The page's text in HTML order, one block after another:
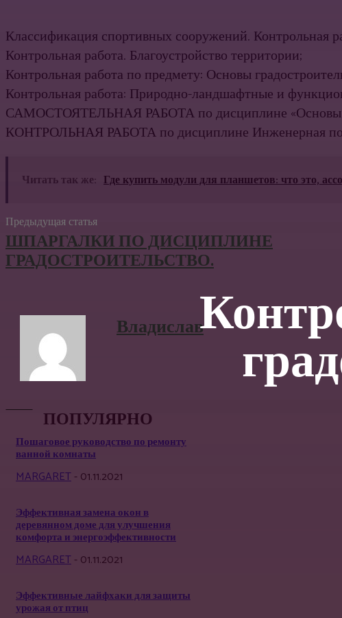
Классификация спортивных сооружений. Контрольная
Контрольная работа. Благоустройство территории;
Контрольная работа по предмету: Основы
Контрольная работа: Природно-ландшафтные и
САМОСТОЯТЕЛЬНАЯ РАБОТА по дисциплине «Основы
КОНТРОЛЬНАЯ РАБОТА по дисциплине Инженерная
Читать так же: Где купить модули для планшетов: что это,
Предыдущая статья
ШПАРГАЛКИ ПО ДИСЦИПЛИНЕ
ГРАДОСТРОИТЕЛЬСТВО.
Владислав
ПОПУЛЯРНО
Пошаговое руководство по ремонту
ванной комнаты
MARGARET-01.11.2021
Эффективная замена окон в
деревянном доме для улучшения
комфорта и энергоэффективности
MARGARET-01.11.2021
Эффективные лайфхаки для защиты
урожая от птиц